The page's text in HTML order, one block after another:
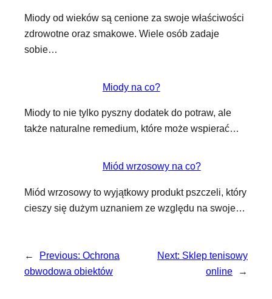
Miody od wieków są cenione za swoje właściwości
zdrowotne oraz smakowe. Wiele osób zadaje
sobie…
Miody na co?
Miody to nie tylko pyszny dodatek do potraw, ale
także naturalne remedium, które może wspierać…
Miód wrzosowy na co?
Miód wrzosowy to wyjątkowy produkt pszczeli, który
cieszy się dużym uznaniem ze względu na swoje…
← Previous: Ochrona
obwodowa obiektów
Next: Sklep tenisowy
online
→